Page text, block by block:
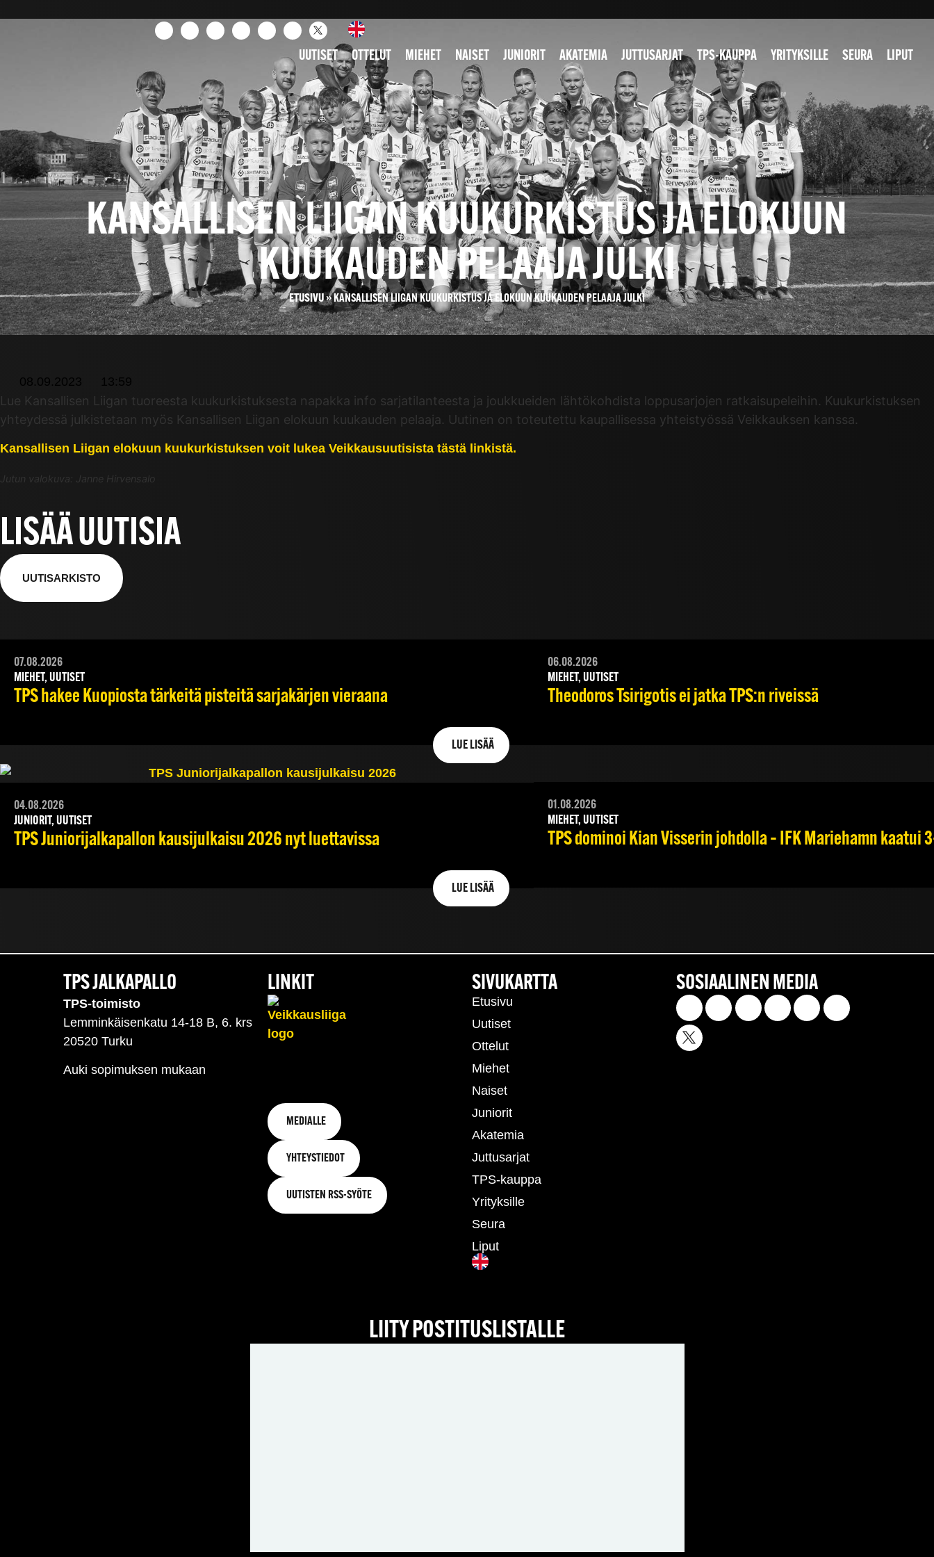
UUTISET OTTELUT MIEHET NAISET JUNIORIT AKATEMIA JUTTUSARJAT TPS-KAUPPA YRITYKSILLE SEURA LIPUT
KANSALLISEN LIIGAN KUUKURKISTUS JA ELOKUUN
KUUKAUDEN PELAAJA JULKI
ETUSIVU»KANSALLISEN LIIGAN KUUKURKISTUS JA ELOKUUN KUUKAUDEN PELAAJA JULKI
08.09.2023 13:59
Lue Kansallisen Liigan tuoreesta kuukurkistuksesta napakka info sarjatilanteesta ja joukkueiden lähtökohdista loppusarjojen ratkaisupeleihin. Kuukurkistuksen
yhteydessä julkistetaan myös Kansallisen Liigan elokuun kuukauden pelaaja. Uutinen on toteutettu kaupallisessa yhteistyössä Veikkauksen kanssa.
Kansallisen Liigan elokuun kuukurkistuksen voit lukea Veikkausuutisista tästä linkistä.
Jutun valokuva: Janne Hirvensalo
LISÄÄ UUTISIA
UUTISARKISTO
07.08.2026
MIEHET, UUTISET
TPS hakee Kuopiosta tärkeitä pisteitä sarjakärjen vieraana
LUE LISÄÄ
06.08.2026
MIEHET, UUTISET
Theodoros Tsirigotis ei jatka TPS:n riveissä
04.08.2026
JUNIORIT, UUTISET
TPS Juniorijalkapallon kausijulkaisu 2026 nyt luettavissa
LUE LISÄÄ
01.08.2026
MIEHET, UUTISET
TPS dominoi Kian Visserin johdolla – IFK Mariehamn kaatui
TPS JALKAPALLO
TPS-toimisto
Lemminkäisenkatu 14-18 B, 6. krs
20520 Turku
Auki sopimuksen mukaan
LINKIT
MEDIALLE
YHTEYSTIEDOT
UUTISTEN RSS-SYÖTE
SIVUKARTTA
Etusivu
Uutiset
Ottelut
Miehet
Naiset
Juniorit
Akatemia
Juttusarjat
TPS-kauppa
Yrityksille
Seura
Liput
SOSIAALINEN MEDIA
LIITY POSTITUSLISTALLE